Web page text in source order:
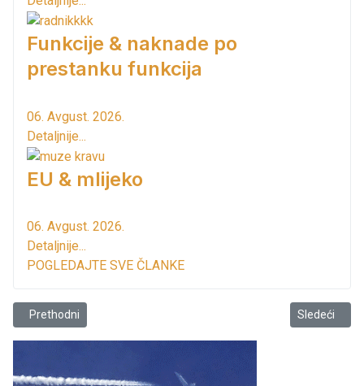
Funkcije & naknade po
prestanku funkcija
06. Avgust. 2026.
Detaljnije...
EU & mlijeko
06. Avgust. 2026.
Detaljnije...
POGLEDAJTE SVE ČLANKE
Prethodni članak: Po svemu sudeći biće ovo rekordna sezona u
Prethodni Sledeći
Sledeći